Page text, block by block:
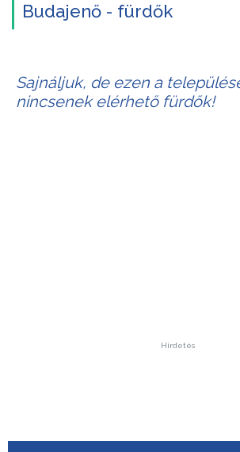
Budajenő - fürdők
Sajnáljuk, de ezen a
nincsenek elérhető fürdők!
Hirdetés